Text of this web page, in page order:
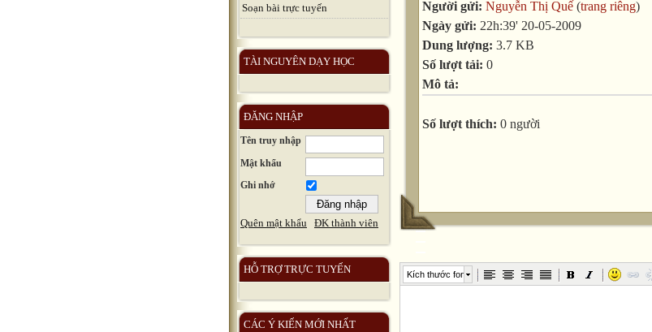
Soạn bài trực tuyến
TÀI NGUYÊN DẠY HỌC
ĐĂNG NHẬP
Tên truy nhập
Mật khẩu
Ghi nhớ
Quên mật khẩu ĐK thành viên
HỖ TRỢ TRỰC TUYẾN
CÁC Ý KIẾN MỚI NHẤT
Người gửi: Nguyễn Thị Quế (trang riêng)
Ngày gửi: 22h:39' 20-05-2009
Dung lượng: 3.7 KB
Số lượt tải: 0
Mô tả:
Số lượt thích: 0 người
Kích thước font